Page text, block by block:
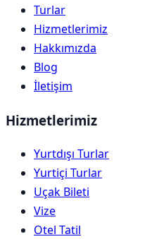
Turlar
Hizmetlerimiz
Hakkımızda
Blog
İletişim
Hizmetlerimiz
Yurtdışı Turlar
Yurtiçi Turlar
Uçak Bileti
Vize
Otel Tatil